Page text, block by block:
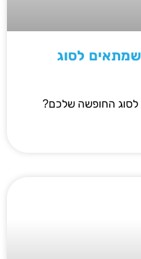
שמתאים לסוג
לסוג החופשה שלכם?